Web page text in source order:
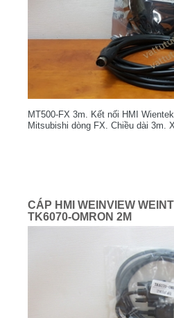
MT500-FX 3m. Kết nối HMI
Mitsubishi dòng FX. Chiều dài 3m.
CÁP HMI WEINVIEW
TK6070-OMRON 2M